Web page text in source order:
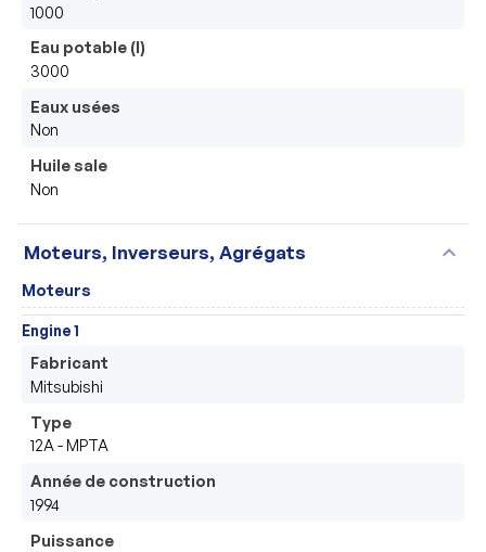
1000
Eau potable (l)
3000
Eaux usées
Non
Huile sale
Non
Moteurs, Inverseurs, Agrégats expand_more
Moteurs
Engine 1
Fabricant
Mitsubishi
Type
12A - MPTA
Année de construction
1994
Puissance